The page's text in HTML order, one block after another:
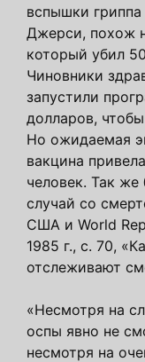
вспышки
Джерси, похож
который убил
Чиновники
запустили
долларов,
Но ожидаемая
вакцина
человек. Так
случай со
США и World
1985 г., с. 70,
отслеживают
«Несмотря на
оспы явно не
несмотря на